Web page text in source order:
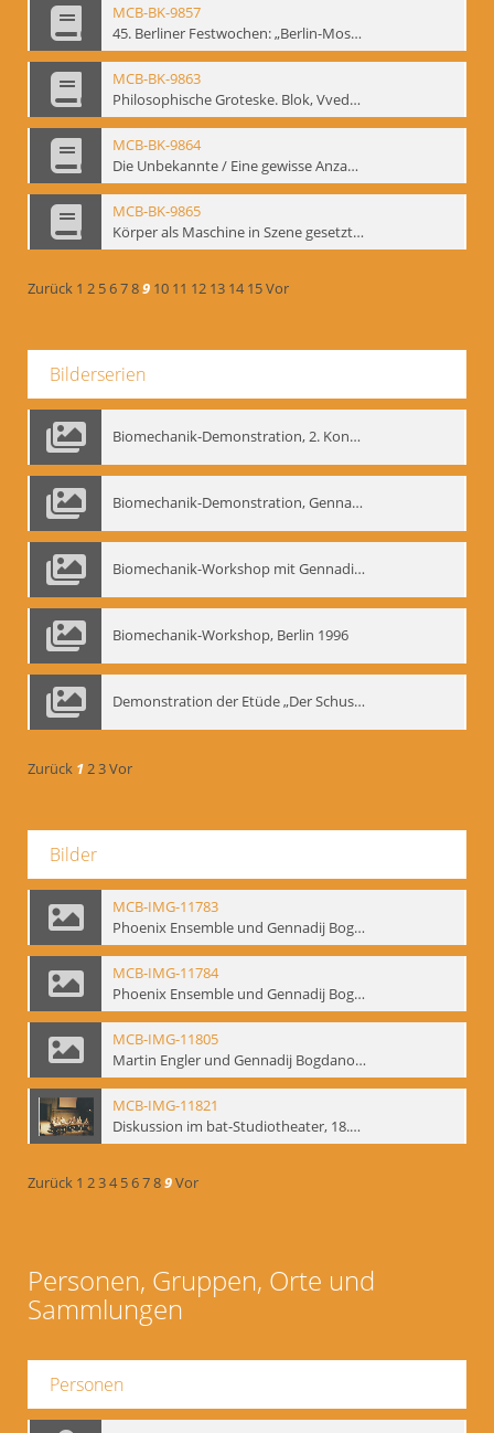
MCB-BK-9857
45. Berliner Festwochen: „Berlin-Moskau. Moskau-Berlin 1900-1950“, Berlin 1995 - interne Signatur: BM-prt-59-5
MCB-BK-9863
Philosophische Groteske. Blok, Vvedenskij und Meyerhold im bat Studiotheater - interne Signatur: BM-prt-60
MCB-BK-9864
Die Unbekannte / Eine gewisse Anzahl Gespräche - interne Signatur: BM-prt-61
MCB-BK-9865
Körper als Maschine in Szene gesetzt. „bat“-Studiotheater mit Neuinszenierungen - interne Signatur: BM-prt-62
Zurück 1 2 56789 10 11 12 13 14 15Vor
Bilderserien
Biomechanik-Demonstration, 2. Kongress der EMF, Mai 1995
Biomechanik-Demonstration, Gennadij Bogdanow im Berliner Ensemble, 04.10.1991
Biomechanik-Workshop mit Gennadij Nikolajewitsch Bogdanow im Mime Centrum Berlin, 1991
Biomechanik-Workshop, Berlin 1996
Demonstration der Etüde „Der Schuss mit dem Bogen“ durch Gennadij Nikolajewitsch Bogdanow, Berlin 1991
Zurück 123Vor
Bilder
MCB-IMG-11783
Phoenix Ensemble und Gennadij Bogdanow; BM-img-105-9
MCB-IMG-11784
Phoenix Ensemble und Gennadij Bogdanow; BM-img-105-10
MCB-IMG-11805
Martin Engler und Gennadij Bogdanow; BM-img-113
MCB-IMG-11821
Diskussion im bat-Studiotheater, 18.09.1995; BM-img-127-3
Zurück 1 234 56789Vor
Personen, Gruppen, Orte und
Sammlungen
Personen